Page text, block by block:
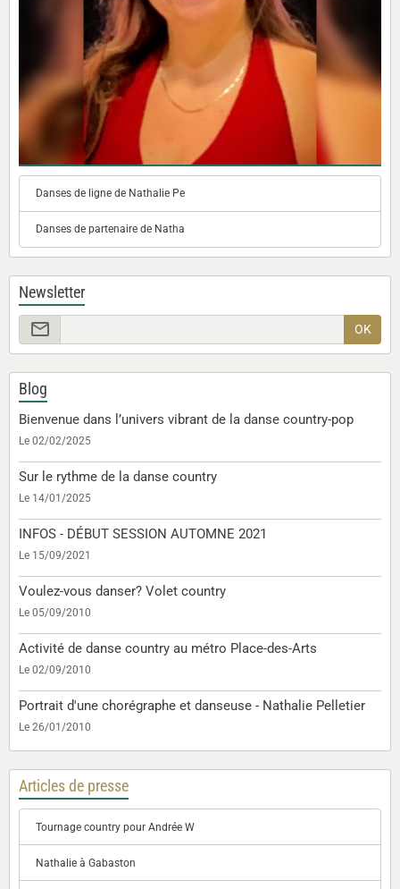
Danses de ligne de Nathalie Pe
Danses de partenaire de Natha
Newsletter
OK
Blog
Bienvenue dans l’univers vibrant de la danse country-pop
Le 02/02/2025
Sur le rythme de la danse country
Le 14/01/2025
INFOS - DÉBUT SESSION AUTOMNE 2021
Le 15/09/2021
Voulez-vous danser? Volet country
Le 05/09/2010
Activité de danse country au métro Place-des-Arts
Le 02/09/2010
Portrait d'une chorégraphe et danseuse - Nathalie Pelletier
Le 26/01/2010
Articles de presse
Tournage country pour Andrée W
Nathalie à Gabaston